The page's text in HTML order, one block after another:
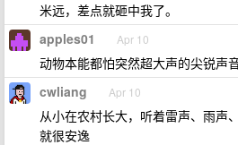
米远，差点就砸中我了。
apples01 Apr 10
动物本能都怕突然超大声的尖锐声
cwliang Apr 10
从小在农村长大，听着雷声、雨声
就很安逸